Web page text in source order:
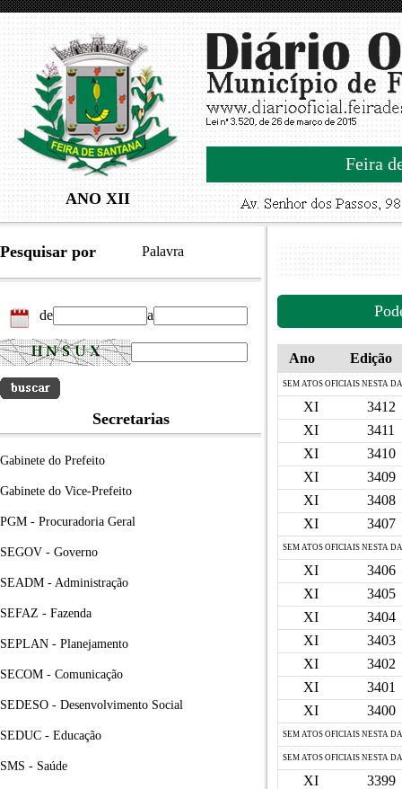
ANO XII
Feira
Pesquisar por Palavra
de a
Secretarias
Gabinete do Prefeito
Gabinete do Vice-Prefeito
PGM - Procuradoria Geral
SEGOV - Governo
SEADM - Administração
SEFAZ - Fazenda
SEPLAN - Planejamento
SECOM - Comunicação
SEDESO - Desenvolvimento Social
SEDUC - Educação
SMS - Saúde
Ano Edição
SEM ATOS OFICIAIS NESTA
XI
3412
XI
3411
XI
3410
XI
3409
XI
3408
XI
3407
SEM ATOS OFICIAIS NESTA
XI
3406
XI
3405
XI
3404
XI
3403
XI
3402
XI
3401
XI
3400
SEM ATOS OFICIAIS NESTA
SEM ATOS OFICIAIS NESTA
XI
3399